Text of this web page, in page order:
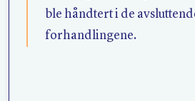
ble håndtert i de
forhandlingene.